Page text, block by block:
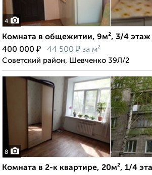
4
Комната в общежитии, 9м², 3/4 этаж
400 000 ₽ 44 500 ₽ за м²
Советский район, Шевченко 39Л/2
8
Комната в 2-к квартире, 20м², 1/4